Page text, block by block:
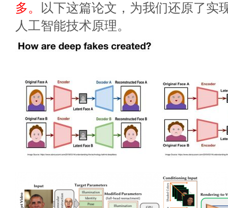
多。
以下这篇论文，为我们还原了实
人工智能技术原理。